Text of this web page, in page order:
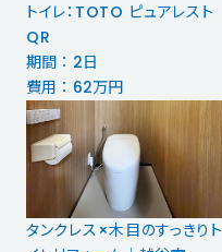
トイレ：TOTO ピュアレスト
QR
期間 ： 2日
費用 ： 62万円
タンクレス×木目のすっきりト